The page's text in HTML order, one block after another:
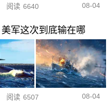
阅读 6640 08-04
军这次到底输在哪
阅读 6507 08-04